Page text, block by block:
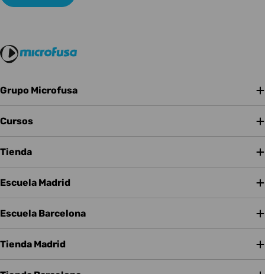
Grupo Microfusa
Cursos
Tienda
Escuela Madrid
Escuela Barcelona
Tienda Madrid